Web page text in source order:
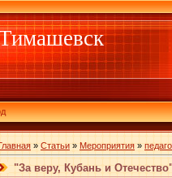
» Статьи » Мероприятия »
"За веру, Кубань и